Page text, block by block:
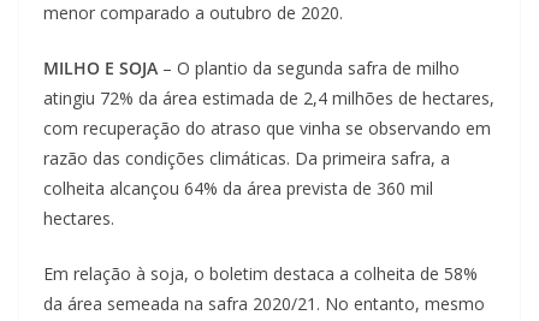
menor comparado a outubro de 2020.
MILHO E SOJA – O plantio da segunda safra de milho
atingiu 72% da área estimada de 2,4 milhões de hectares,
com recuperação do atraso que vinha se observando em
razão das condições climáticas. Da primeira safra, a
colheita alcançou 64% da área prevista de 360 mil
hectares.
Em relação à soja, o boletim destaca a colheita de 58%
da área semeada na safra 2020/21. No entanto, mesmo